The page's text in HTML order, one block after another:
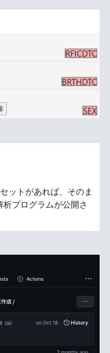
ットがあれば、そのま
プログラムが公開さ